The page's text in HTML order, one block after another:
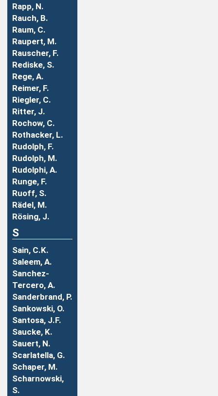
Rapp, N.
Rauch, B.
Raum, C.
Raupert, M.
Rauscher, F.
Rediske, S.
Rege, A.
Reimer, F.
Riegler, C.
Ritter, J.
Rochow, C.
Rothacker, L.
Rudolph, F.
Rudolph, M.
Rudolphi, A.
Runge, F.
Ruoff, S.
Rädel, M.
Rösing, J.
S
Sain, C.K.
Saleem, A.
Sanchez-
Tercero, A.
Sanderbrand, P.
Sankowski, O.
Santosa, J.F.
Saucke, K.
Sauert, N.
Scarlatella, G.
Schaper, M.
Scharnowski,
S.